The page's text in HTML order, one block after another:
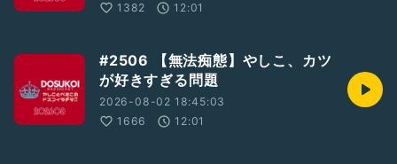
1382
12:01
#2506 【無法痴態】やしこ、カツ
が好きすぎる問題
2026-08-02 18:45:03
1666
12:01